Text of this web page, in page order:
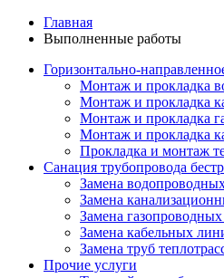
Главная
Выполненные работы
Горизонтально-
Монтаж и прокладка
Монтаж и прокладка
Монтаж и прокладка
Монтаж и прокладка
Прокладка и монтаж
Санация трубопровода
Замена
Замена
Замена
Замена кабельных
Замена труб
Прочие услуги